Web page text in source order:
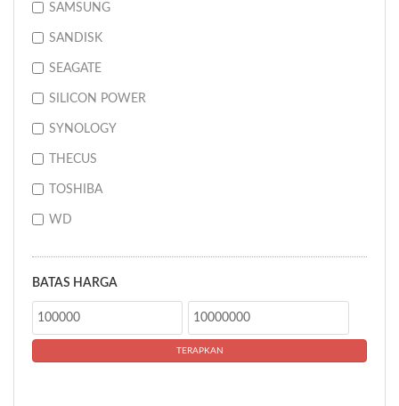
SAMSUNG
SANDISK
SEAGATE
SILICON POWER
SYNOLOGY
THECUS
TOSHIBA
WD
BATAS HARGA